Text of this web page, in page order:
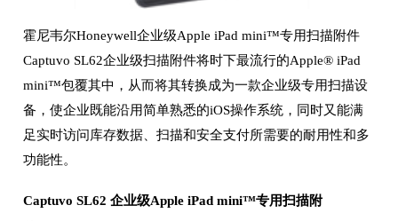
霍尼韦尔Honeywell企业级Apple iPad mini™专用扫描附件
Captuvo SL62企业级扫描附件将时下最流行的Apple® iPad
mini™包覆其中，从而将其转换成为一款企业级专用扫描设
备，使企业既能沿用简单熟悉的iOS操作系统，同时又能满
足实时访问库存数据、扫描和安全支付所需要的耐用性和多
功能性。
Captuvo SL62 企业级Apple iPad mini™专用扫描附